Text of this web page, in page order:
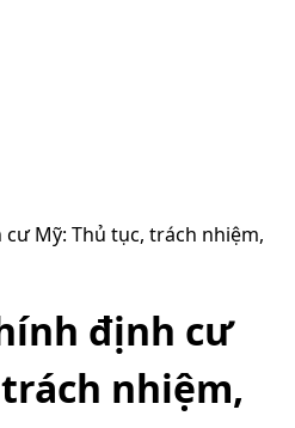
Mỹ: Thủ tục, trách nhiệm,
định cư
nhiệm,